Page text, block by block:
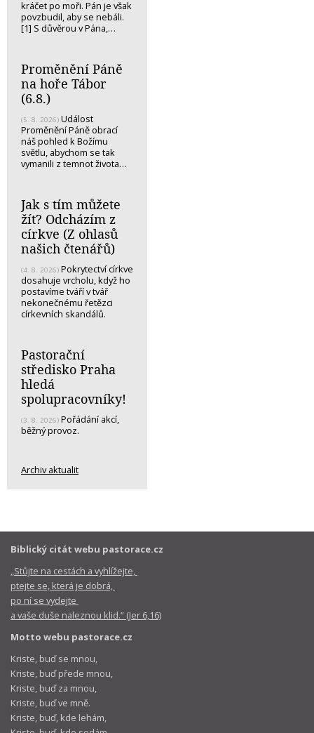
kráčet po moři. Pán je však
povzbudil, aby se nebáli.
[1] S důvěrou v Pána,…
Proměnění Páně
na hoře Tábor
(6.8.)
(5. 8. 2026) Událost
Proměnění Páně obrací
náš pohled k Božímu
světlu, abychom se tak
vymanili z temnot života…
Jak s tím můžete
žít? Odcházím z
církve (Z ohlasů
našich čtenářů)
(4. 8. 2026) Pokrytectví církve
dosahuje vrcholu, když ho
postavíme tváří v tvář
nekonečnému řetězci
církevních skandálů.
Pastorační
středisko Praha
hledá
spolupracovníky!
(3. 8. 2026) Pořádání akcí,
běžný provoz.
Archiv aktualit
Biblický citát webu pastorace.cz
„Stůjte na cestách a vyhlížejte,
ptejte se, která je dobrá,
po ní se vydejte
a vaše duše naleznou klid.“ (Jer 6,16)
Motto webu pastorace.cz
Kriste, buď se mnou,
Kriste, buď přede mnou,
Kriste, buď za mnou,
Kriste, buď ve mně.
Kriste, buď, kde lehám,